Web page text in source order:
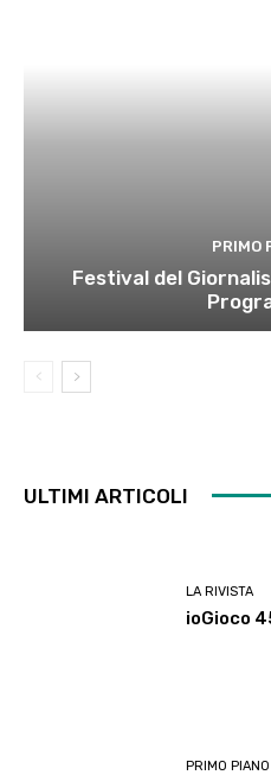
PRIMO
Festival del
ULTIMI ARTICOLI
LA RIVISTA
ioGioco
PRIMO PIANO